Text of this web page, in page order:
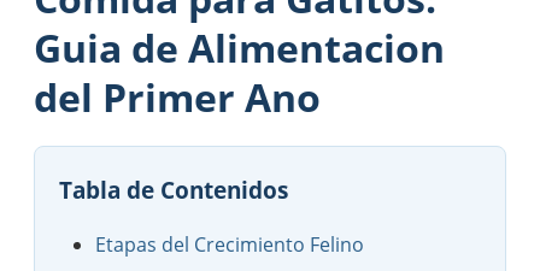
Guia de Alimentacion
del Primer Ano
Tabla de Contenidos
Etapas del Crecimiento Felino